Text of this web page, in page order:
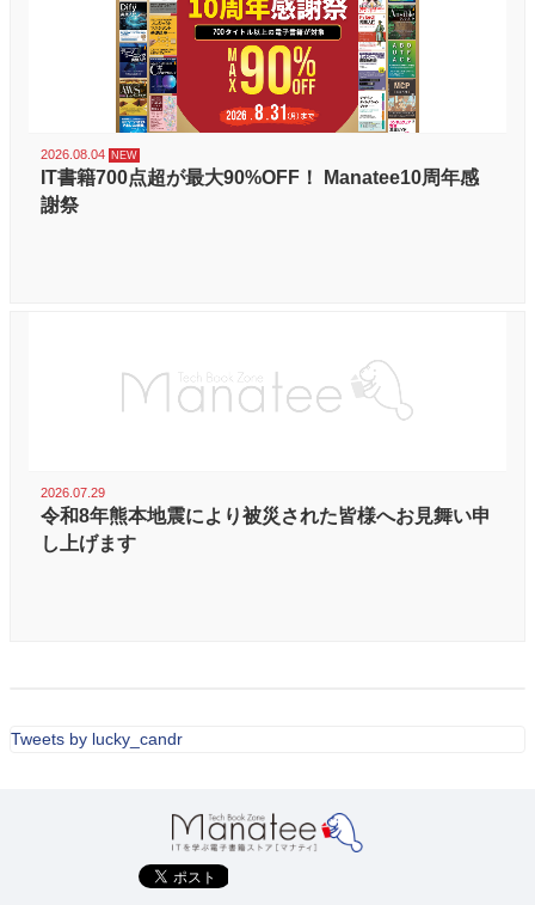
2026.08.04
IT書籍700点超が最大90%OFF！ Manatee10周年感
謝祭
2026.07.29
令和8年熊本地震により被災された皆様へお見舞い申
し上げます
Tweets by lucky_candr